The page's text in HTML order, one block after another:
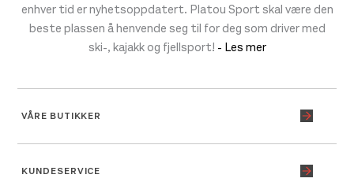
enhver tid er nyhetsoppdatert. Platou Sport skal være den
beste plassen å henvende seg til for deg som driver med
ski-, kajakk og fjellsport! - Les mer
VÅRE BUTIKKER
KUNDESERVICE